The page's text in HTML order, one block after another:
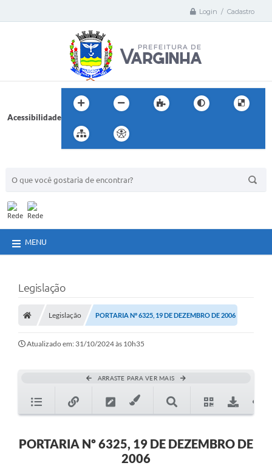
Login / Cadastro
Acessibilidade
MENU
Legislação
Legislação PORTARIA Nº 6325, 19 DE DEZEMBRO DE 2006
Atualizado em: 31/10/2024 às 10h35
ARRASTE PARA VER MAIS
PORTARIA Nº 6325, 19 DE DEZEMBRO DE
2006